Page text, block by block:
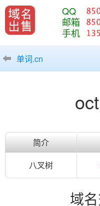
QQ
邮箱
手机
单词.cn
简介
八叉树
域